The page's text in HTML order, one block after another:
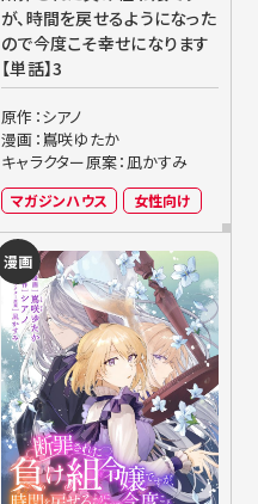
が、時間を戻せるようになった
ので今度こそ幸せになります
【単話】3
原作：シアノ
漫画：嶌咲ゆたか
キャラクター原案：凪かすみ
マガジンハウス 女性向け
漫画